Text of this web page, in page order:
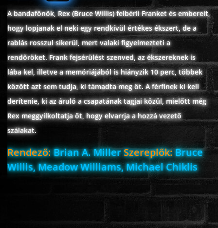
A bandafőnök, Rex (Bruce Willis) felbérli Franket és embereit,
hogy lopjanak el neki egy rendkívül értékes ékszert, de a
rablás rosszul sikerül, mert valaki figyelmezteti a
rendőröket. Frank fejsérülést szenved, az ékszereknek is
lába kel, illetve a memóriájából is hiányzik 10 perc, többek
között azt sem tudja, ki támadta meg őt. A férfinek ki kell
derítenie, ki az áruló a csapatának tagjai közül, mielőtt még
Rex meggyilkoltatja őt, hogy elvarrja a hozzá vezető
szálakat.
Rendező:Brian A. MillerSzereplők:Bruce
Willis, Meadow Williams, Michael Chiklis